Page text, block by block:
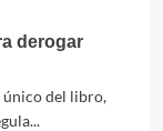
derogar
único del libro,